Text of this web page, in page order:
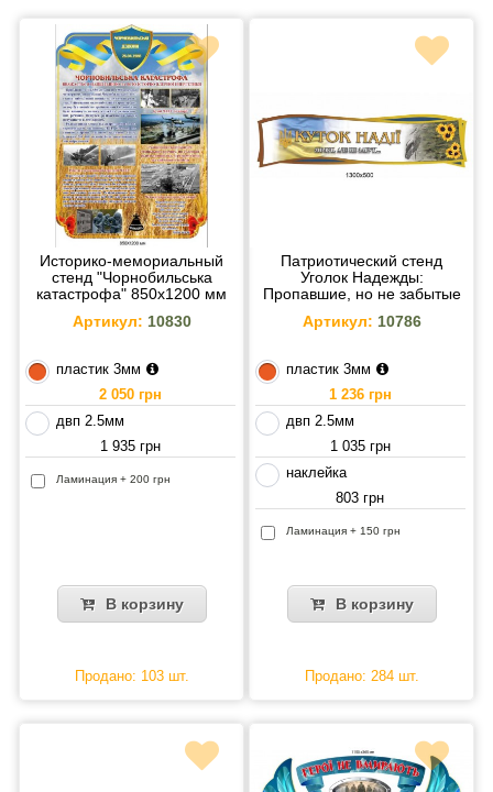
Историко-мемориальный
стенд "Чорнобильська
катастрофа" 850х1200 мм
Артикул: 10830
пластик 3мм
2 050 грн
двп 2.5мм
1 935 грн
Ламинация + 200 грн
В корзину
Продано: 103 шт.
Патриотический стенд
Уголок Надежды:
Пропавшие, но не забытые
Артикул: 10786
пластик 3мм
1 236 грн
двп 2.5мм
1 035 грн
наклейка
803 грн
Ламинация + 150 грн
В корзину
Продано: 284 шт.